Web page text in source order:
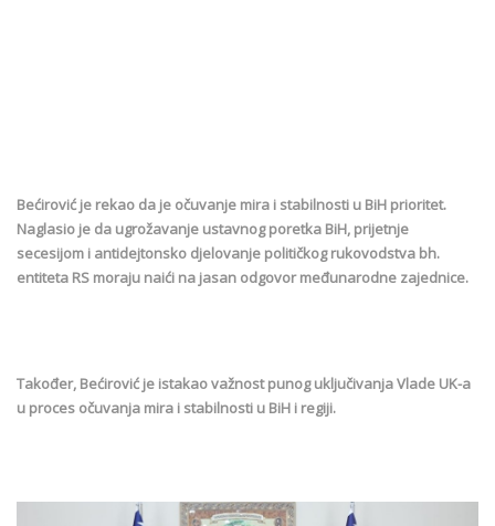
Bećirović je rekao da je očuvanje mira i stabilnosti u BiH prioritet.
Naglasio je da ugrožavanje ustavnog poretka BiH, prijetnje
secesijom i antidejtonsko djelovanje političkog rukovodstva bh.
entiteta RS moraju naići na jasan odgovor međunarodne zajednice.
Također, Bećirović je istakao važnost punog uključivanja Vlade UK-a
u proces očuvanja mira i stabilnosti u BiH i regiji.